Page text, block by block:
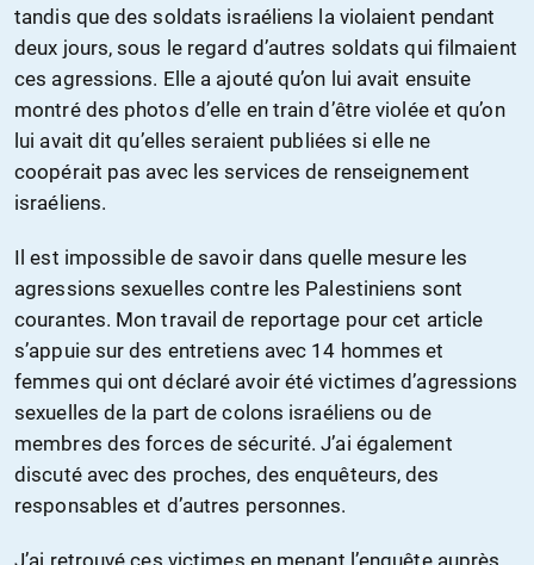
tandis que des soldats israéliens la violaient pendant
deux jours, sous le regard d’autres soldats qui filmaient
ces agressions. Elle a ajouté qu’on lui avait ensuite
montré des photos d’elle en train d’être violée et qu’on
lui avait dit qu’elles seraient publiées si elle ne
coopérait pas avec les services de renseignement
israéliens.
Il est impossible de savoir dans quelle mesure les
agressions sexuelles contre les Palestiniens sont
courantes. Mon travail de reportage pour cet article
s’appuie sur des entretiens avec 14 hommes et
femmes qui ont déclaré avoir été victimes d’agressions
sexuelles de la part de colons israéliens ou de
membres des forces de sécurité. J’ai également
discuté avec des proches, des enquêteurs, des
responsables et d’autres personnes.
J’ai retrouvé ces victimes en menant l’enquête auprès